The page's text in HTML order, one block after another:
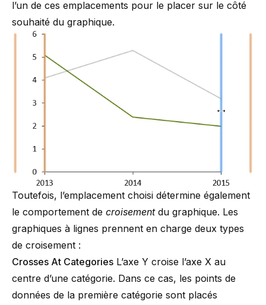
l’un de ces emplacements pour le placer sur le côté
souhaité du graphique.
Toutefois, l’emplacement choisi détermine également
le comportement de croisementdu graphique. Les
graphiques à lignes prennent en charge deux types
de croisement :
Crosses At Categories L’axe Y croise l’axe X au
centre d’une catégorie. Dans ce cas, les points de
données de la première catégorie sont placés